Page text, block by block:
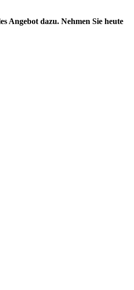
Angebot dazu. Nehmen Sie heute